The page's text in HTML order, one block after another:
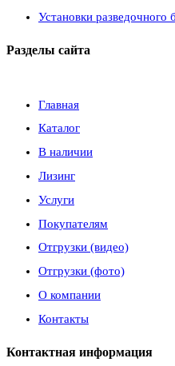
Установки разведочного
Разделы сайта
Главная
Каталог
В наличии
Лизинг
Услуги
Покупателям
Отгрузки (видео)
Отгрузки (фото)
О компании
Контакты
Контактная информация